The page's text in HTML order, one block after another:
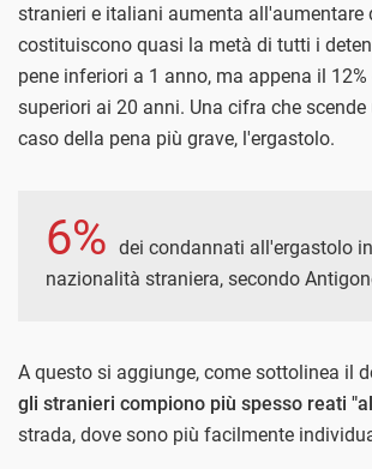
stranieri e italiani aumenta all'aumentare
costituiscono quasi la metà di tutti i
pene inferiori a 1 anno, ma appena il
superiori ai 20 anni. Una cifra che
caso della pena più grave, l'ergastolo.
6% dei condannati all'ergastolo
nazionalità straniera, secondo
A questo si aggiunge, come sottolinea il
gli stranieri compiono più spesso reati
strada, dove sono più facilmente